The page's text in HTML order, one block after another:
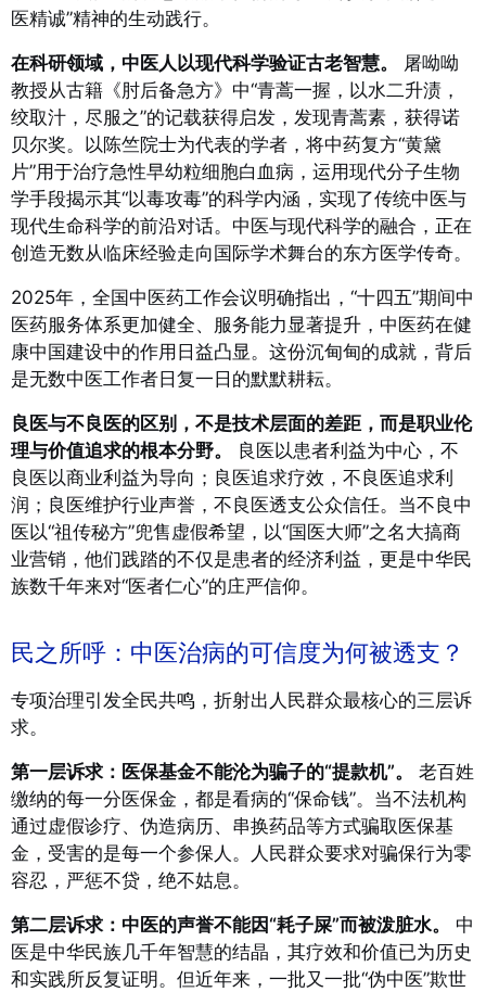
医精诚”精神的生动践行。
在科研领域，中医人以现代科学验证古老智慧。
屠呦呦
教授从古籍《肘后备急方》中“青蒿一握，以水二升渍，
绞取汁，尽服之”的记载获得启发，发现青蒿素，获得诺
贝尔奖。以陈竺院士为代表的学者，将中药复方“黄黛
片”用于治疗急性早幼粒细胞白血病，运用现代分子生物
学手段揭示其“以毒攻毒”的科学内涵，实现了传统中医与
现代生命科学的前沿对话。中医与现代科学的融合，正在
创造无数从临床经验走向国际学术舞台的东方医学传奇。
2025年，全国中医药工作会议明确指出，“十四五”期间中
医药服务体系更加健全、服务能力显著提升，中医药在健
康中国建设中的作用日益凸显。这份沉甸甸的成就，背后
是无数中医工作者日复一日的默默耕耘。
良医与不良医的区别，不是技术层面的差距，而是职业伦
理与价值追求的根本分野。
良医以患者利益为中心，不
良医以商业利益为导向；良医追求疗效，不良医追求利
润；良医维护行业声誉，不良医透支公众信任。当不良中
医以“祖传秘方”兜售虚假希望，以“国医大师”之名大搞商
业营销，他们践踏的不仅是患者的经济利益，更是中华民
族数千年来对“医者仁心”的庄严信仰。
民之所呼：中医治病的可信度为何被透支？
专项治理引发全民共鸣，折射出人民群众最核心的三层诉
求。
第一层诉求：医保基金不能沦为骗子的“提款机”。
老百姓
缴纳的每一分医保金，都是看病的“保命钱”。当不法机构
通过虚假诊疗、伪造病历、串换药品等方式骗取医保基
金，受害的是每一个参保人。人民群众要求对骗保行为零
容忍，严惩不贷，绝不姑息。
第二层诉求：中医的声誉不能因“耗子屎”而被泼脏水。
中
医是中华民族几千年智慧的结晶，其疗效和价值已为历史
和实践所反复证明。但近年来，一批又一批“伪中医”欺世